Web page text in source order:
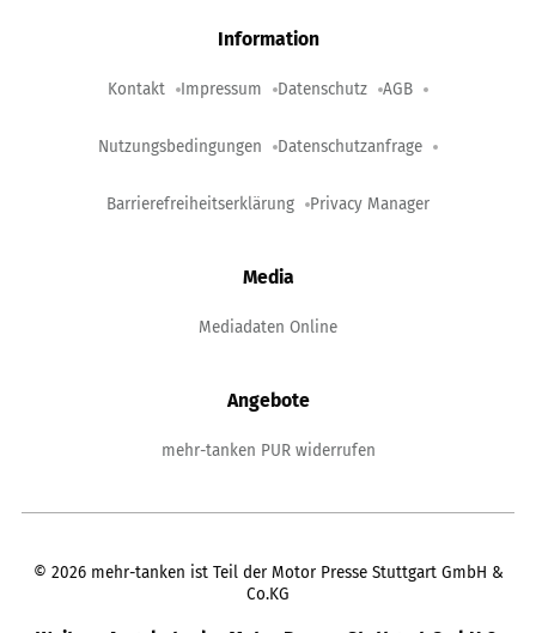
Information
Kontakt Impressum Datenschutz AGB
Nutzungsbedingungen Datenschutzanfrage
Barrierefreiheitserklärung Privacy Manager
Media
Mediadaten Online
Angebote
mehr-tanken PUR widerrufen
© 2026 mehr-tanken ist Teil der Motor Presse Stuttgart GmbH &
Co.KG